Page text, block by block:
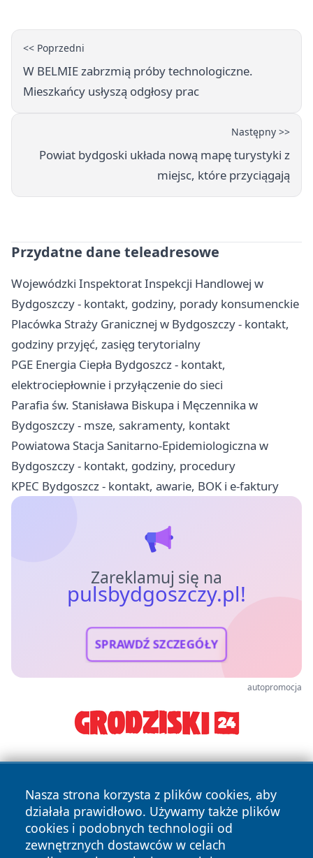
<< Poprzedni
W BELMIE zabrzmią próby technologiczne.
Mieszkańcy usłyszą odgłosy prac
Następny >>
Powiat bydgoski układa nową mapę turystyki z
miejsc, które przyciągają
Przydatne dane teleadresowe
Wojewódzki Inspektorat Inspekcji Handlowej w
Bydgoszczy - kontakt, godziny, porady konsumenckie
Placówka Straży Granicznej w Bydgoszczy - kontakt,
godziny przyjęć, zasięg terytorialny
PGE Energia Ciepła Bydgoszcz - kontakt,
elektrociepłownie i przyłączenie do sieci
Parafia św. Stanisława Biskupa i Męczennika w
Bydgoszczy - msze, sakramenty, kontakt
Powiatowa Stacja Sanitarno-Epidemiologiczna w
Bydgoszczy - kontakt, godziny, procedury
KPEC Bydgoszcz - kontakt, awarie, BOK i e-faktury
Zareklamuj się na
pulsbydgoszczy.pl!
SPRAWDŹ SZCZEGÓŁY
autopromocja
Nasza strona korzysta z plików cookies, aby
działała prawidłowo. Używamy także plików
cookies i podobnych technologii od
zewnętrznych dostawców w celach
Copyright © 2026 pulsbydgoszczy.pl Wszystkie prawa